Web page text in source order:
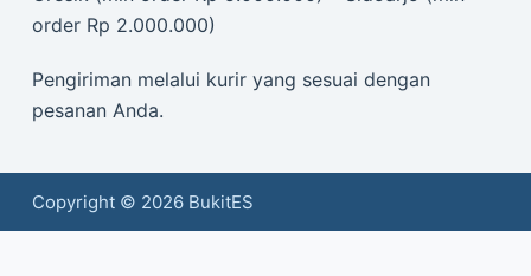
order Rp 2.000.000)
Pengiriman melalui kurir yang sesuai dengan
pesanan Anda.
Copyright © 2026 BukitES